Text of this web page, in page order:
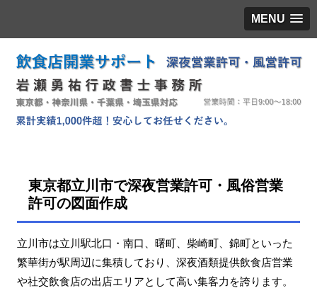
MENU
東京都立川市で深夜営業許可・風俗営業
許可の図面作成
立川市は立川駅北口・南口、曙町、柴崎町、錦町といった
繁華街が駅周辺に集積しており、深夜酒類提供飲食店営業
や社交飲食店の出店エリアとして高い集客力を誇ります。